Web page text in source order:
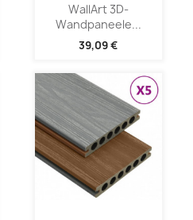
WallArt 3D-
Wandpaneele...
39,09 €